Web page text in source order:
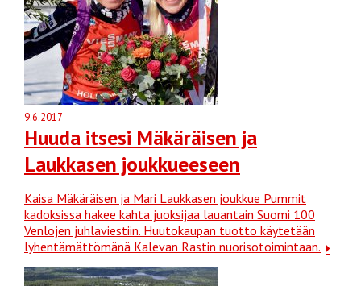
9.6.2017
Huuda itsesi Mäkäräisen ja
Laukkasen joukkueeseen
Kaisa Mäkäräisen ja Mari Laukkasen joukkue Pummit
kadoksissa hakee kahta juoksijaa lauantain Suomi 100
Venlojen juhlaviestiin. Huutokaupan tuotto käytetään
lyhentämättömänä Kalevan Rastin nuorisotoimintaan.